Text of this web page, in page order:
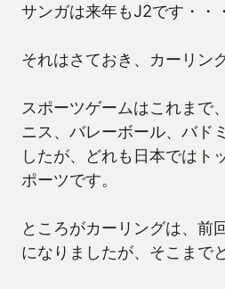
サンガは来年もJ2です・・
それはさておき、カーリン
スポーツゲームはこれまで
ニス、バレーボール、バド
したが、どれも日本ではト
ポーツです。
ところがカーリングは、前
になりましたが、そこまで